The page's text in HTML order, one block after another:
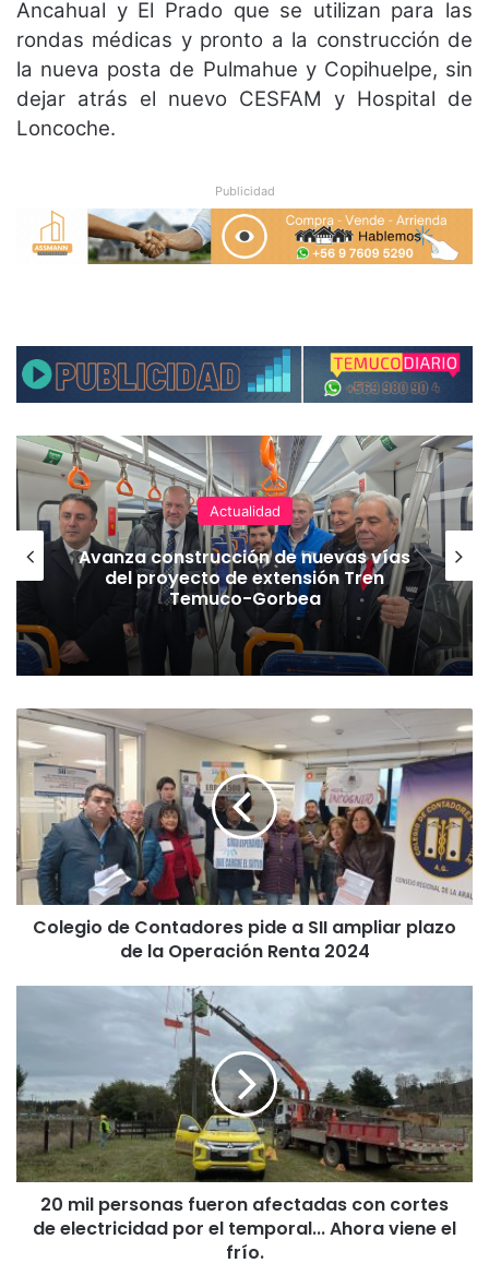
Ancahual y El Prado que se utilizan para las
rondas médicas y pronto a la construcción de
la nueva posta de Pulmahue y Copihuelpe, sin
dejar atrás el nuevo CESFAM y Hospital de
Loncoche.
Publicidad
Actualidad
Avanza construcción de nuevas vías
del proyecto de extensión Tren
Temuco-Gorbea
C
o
g
i
o
d
e
o
r
e
s
p
i
Colegio de Contadores pide a SII ampliar plazo
de la Operación Renta 2024
i
l
p
e
r
s
20 mil personas fueron afectadas con cortes
de electricidad por el temporal... Ahora viene el
frío.